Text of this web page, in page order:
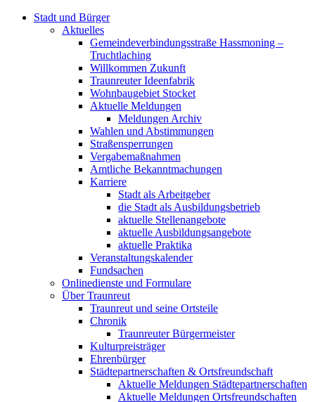
Stadt und Bürger
Aktuelles
Gemeindeverbindungsstraße Hassmoning –
Truchtlaching
Willkommen Zukunft
Traunreuter Ideenfabrik
Wohnbaugebiet Stocket
Aktuelle Meldungen
Meldungen Archiv
Wahlen und Abstimmungen
Straßensperrungen
Vergabemaßnahmen
Amtliche Bekanntmachungen
Karriere
Stadt als Arbeitgeber
die Stadt als Ausbildungsbetrieb
aktuelle Stellenangebote
aktuelle Ausbildungsangebote
aktuelle Praktika
Veranstaltungskalender
Fundsachen
Onlinedienste und Formulare
Über Traunreut
Traunreut und seine Ortsteile
Chronik
Traunreuter Bürgermeister
Kulturpreisträger
Ehrenbürger
Städtepartnerschaften & Ortsfreundschaft
Aktuelle Meldungen Städtepartnerschaften
Aktuelle Meldungen Ortsfreundschaften